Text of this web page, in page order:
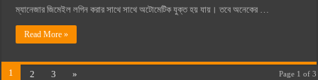
ম্যানেজার জিমেইল লগিন করার সাথে সাথে অটোমেটিক যুক্ত হয় যায়। তবে অনেকের …
Read More »
Page 1 of 3
1 2 3 »